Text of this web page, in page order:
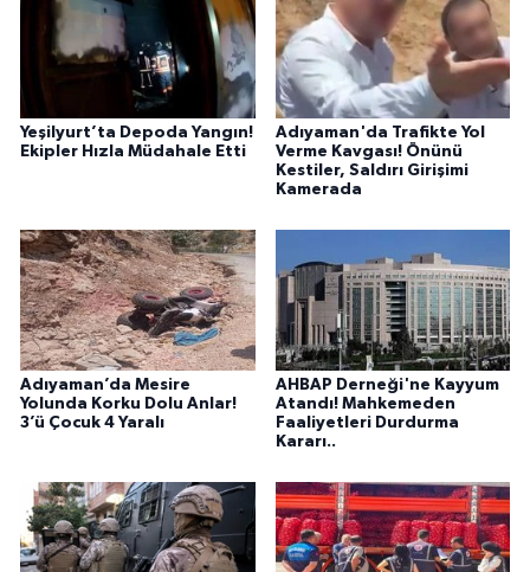
Yeşilyurt’ta Depoda Yangın!
Ekipler Hızla Müdahale Etti
Adıyaman'da Trafikte Yol
Verme Kavgası! Önünü
Kestiler, Saldırı Girişimi
Kamerada
Adıyaman’da Mesire
Yolunda Korku Dolu Anlar!
3’ü Çocuk 4 Yaralı
AHBAP Derneği'ne Kayyum
Atandı! Mahkemeden
Faaliyetleri Durdurma
Kararı..